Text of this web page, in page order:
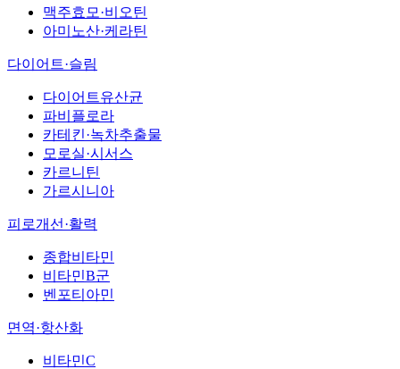
맥주효모·비오틴
아미노산·케라틴
다이어트·슬림
다이어트유산균
파비플로라
카테킨·녹차추출물
모로실·시서스
카르니틴
가르시니아
피로개선·활력
종합비타민
비타민B군
벤포티아민
면역·항산화
비타민C